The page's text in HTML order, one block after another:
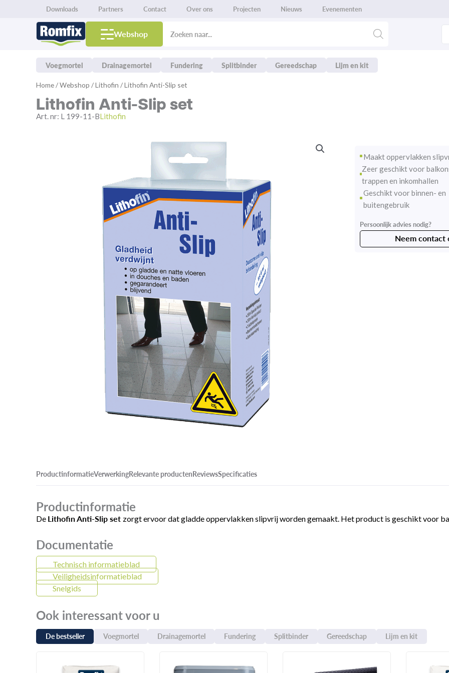
Downloads Partners Contact Over ons Projecten Nieuws Evenementen
Webshop
Products
search
Voegmortel Drainagemortel Fundering Splitbinder Gereedschap Lijm en kit
Home/Webshop /Lithofin / Lithofin Anti-Slip set
Lithofin Anti-Slip set
Art. nr: L 199-11-BLithofin
Maakt oppervlakken
Zeer geschikt voor
trappen en inkomhallen
Geschikt voor binnen- en
buitengebruik
Persoonlijk advies nodig?
Neem contact
ProductinformatieVerwerkingRelevante productenReviewsSpecificaties
Productinformatie
De Lithofin Anti-Slip set zorgt ervoor dat gladde oppervlakken slipvrij worden gemaakt. Het product is geschikt voor
Documentatie
Technisch informatieblad
Veiligheidsinformatieblad
Snelgids
Ook interessant voor u
De bestseller Voegmortel Drainagemortel Fundering Splitbinder Gereedschap Lijm en kit